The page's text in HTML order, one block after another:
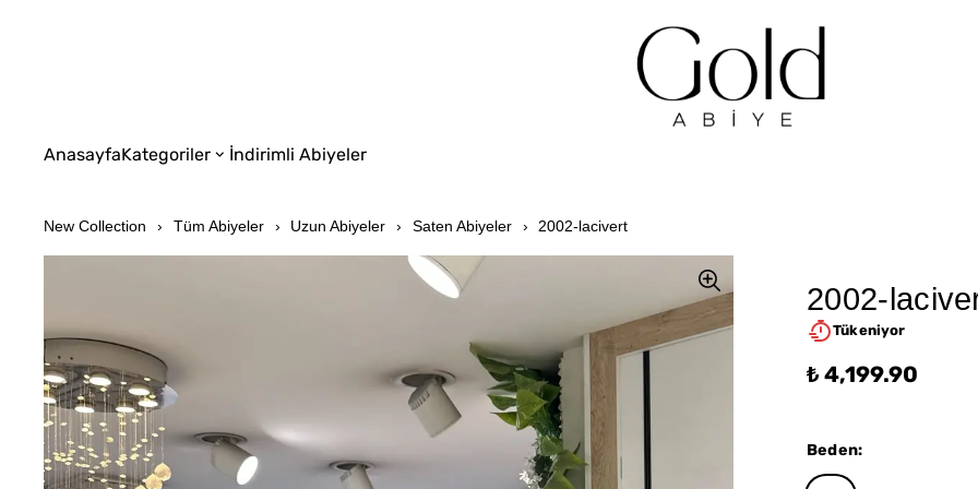
AnasayfaKategoriler İndirimli Abiyeler
New Collection Tüm Abiyeler Uzun Abiyeler Saten Abiyeler 2002-lacivert
2002-
Tükeniyor
₺ 4,199.90
Beden: